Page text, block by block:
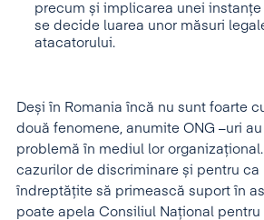
precum și implicarea unei
se decide luarea unor măsuri
atacatorului.
Deși în Romania încă nu sunt foarte
două fenomene, anumite ONG –uri
problemă în mediul lor
cazurilor de discriminare și pentru ca
îndreptățite să primească suport în
poate apela Consiliul Național pentru